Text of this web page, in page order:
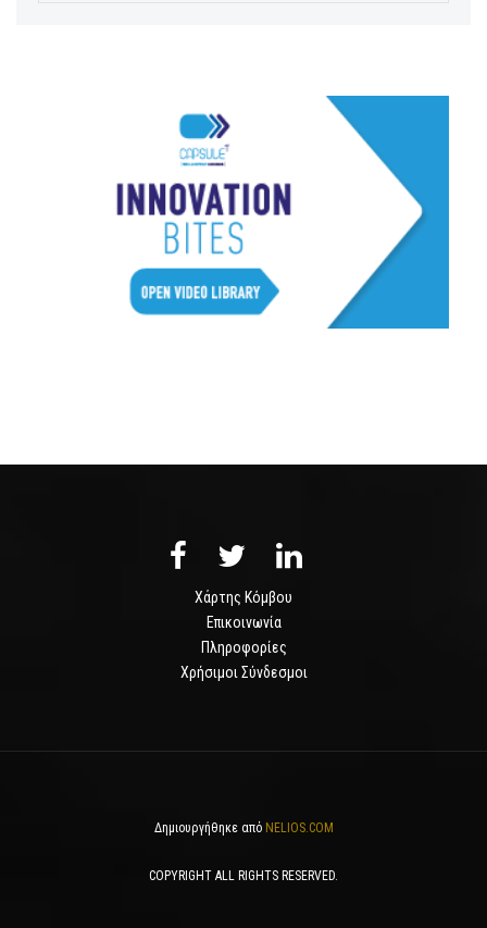
Χάρτης Κόμβου
Επικοινωνία
Πληροφορίες
Χρήσιμοι Σύνδεσμοι
Δημιουργήθηκε από NELIOS.COM
COPYRIGHT ALL RIGHTS RESERVED.